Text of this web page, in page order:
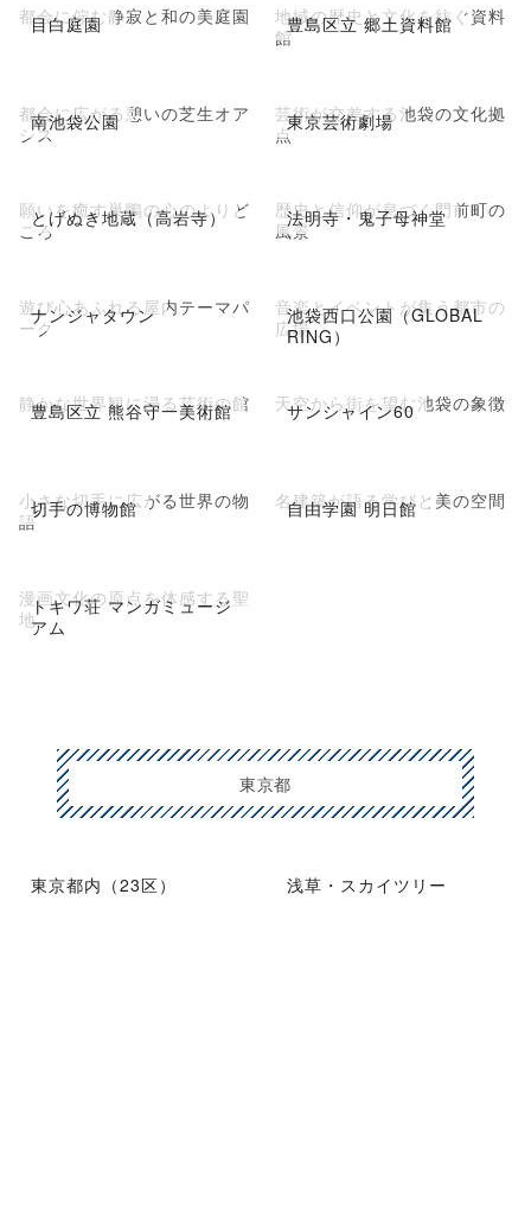
目白庭園
都会に佇む静寂と和の美庭園 豊島区立 郷土資料館
地域の歴史と文化を紡ぐ資料
館
南池袋公園
都会に広がる憩いの芝生オア
シス
東京芸術劇場
芸術が交差する池袋の文化拠
点
とげぬき地蔵（高岩寺）
願いを癒す巣鴨の心のよりど
ころ
法明寺・鬼子母神堂
歴史と信仰が息づく門前町の
風景
ナンジャタウン
遊び心あふれる屋内テーマパ
ーク
池袋西口公園（GLOBAL
RING）
音楽とイベントが集う都市の
広場
豊島区立 熊谷守一美術館
静かな世界観に浸る芸術の館 サンシャイン60
天空から街を望む池袋の象徴
切手の博物館
小さな切手に広がる世界の物
語
自由学園 明日館
名建築が語る学びと美の空間
トキワ荘 マンガミュージ
アム
漫画文化の原点を体感する聖
地
東京都
東京都内（23区） 浅草・スカイツリー